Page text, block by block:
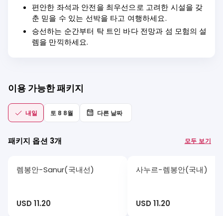
편안한 좌석과 안전을 최우선으로 고려한 시설을 갖
춘 믿을 수 있는 선박을 타고 여행하세요.
승선하는 순간부터 탁 트인 바다 전망과 섬 모험의 설
렘을 만끽하세요.
이용 가능한 패키지
내일 토 8 8월 다른 날짜
패키지 옵션 3개 모두 보기
렘봉안-Sanur(국내선)
USD 11.20
사누르-렘봉안(국내)
USD 11.20